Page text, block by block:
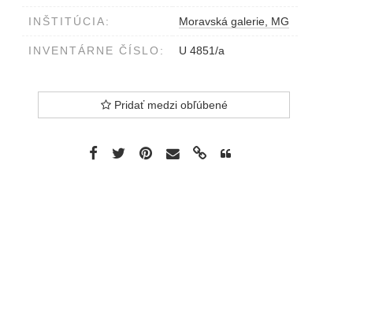
INŠTITÚCIA: Moravská galerie, MG
INVENTÁRNE ČÍSLO: U 4851/a
Pridať medzi obľúbené